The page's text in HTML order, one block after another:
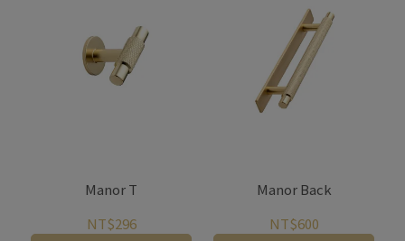
Manor T
NT$296
Manor Back
NT$600